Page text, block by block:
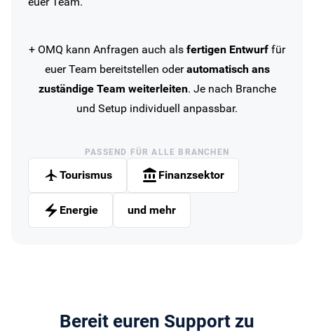
+ OMQ kann Anfragen auch als fertigen Entwurf für
euer Team bereitstellen oderautomatisch ans
zuständige Team weiterleiten. Je nach Branche
und Setup individuell anpassbar.
PASSEND FÜR ALLE BRANCHEN
Tourismus Finanzsektor
Energie und mehr
Bereit euren Support zu